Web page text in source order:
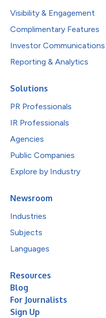
Visibility & Engagement
Complimentary Features
Investor Communications
Reporting & Analytics
Solutions
PR Professionals
IR Professionals
Agencies
Public Companies
Explore by Industry
Newsroom
Industries
Subjects
Languages
Resources
Blog
For Journalists
Sign Up